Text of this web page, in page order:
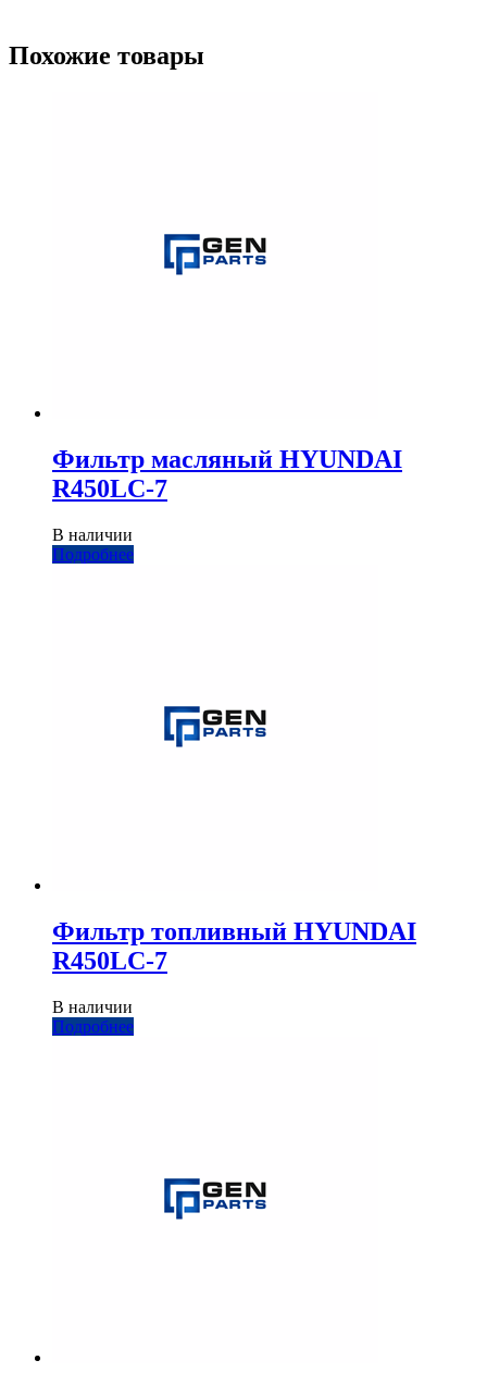
Похожие товары
Фильтр масляный HYUNDAI
R450LC-7
В наличии
Подробнее
Фильтр топливный HYUNDAI
R450LC-7
В наличии
Подробнее